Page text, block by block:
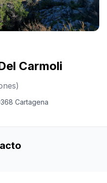
Carmoli
Cartagena